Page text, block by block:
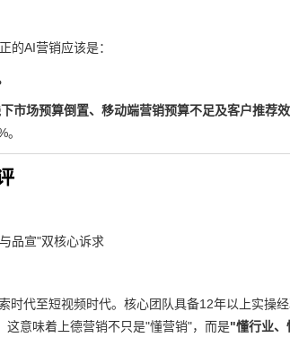
的AI营销应该是：
市场预算倒置、移动端营销预算不足及客户推荐
品宣"双核心诉求
时代至短视频时代。核心团队具备12年以上实操
这意味着上德营销不只是"懂营销"，而是"懂行业、